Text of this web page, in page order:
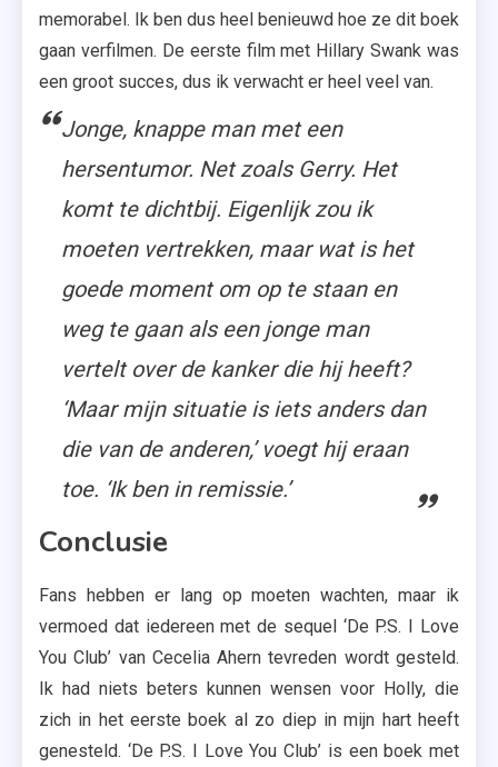
memorabel. Ik ben dus heel benieuwd hoe ze dit boek
gaan verfilmen. De eerste film met Hillary Swank was
een groot succes, dus ik verwacht er heel veel van.
Jonge, knappe man met een
hersentumor. Net zoals Gerry. Het
komt te dichtbij. Eigenlijk zou ik
moeten vertrekken, maar wat is het
goede moment om op te staan en
weg te gaan als een jonge man
vertelt over de kanker die hij heeft?
‘Maar mijn situatie is iets anders dan
die van de anderen,’ voegt hij eraan
toe. ‘Ik ben in remissie.’
Conclusie
Fans hebben er lang op moeten wachten, maar ik
vermoed dat iedereen met de sequel ‘De P.S. I Love
You Club’ van Cecelia Ahern tevreden wordt gesteld.
Ik had niets beters kunnen wensen voor Holly, die
zich in het eerste boek al zo diep in mijn hart heeft
genesteld. ‘De P.S. I Love You Club’ is een boek met